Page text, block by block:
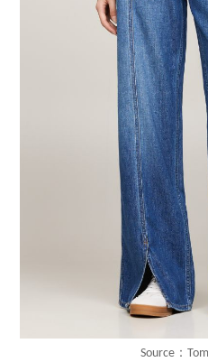
Source：